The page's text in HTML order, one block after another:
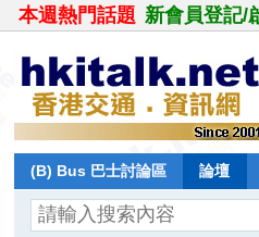
本週熱門話題 新會員登記/
(B) Bus 巴士討論區 論壇